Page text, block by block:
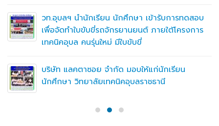
วท.อุบลฯ นำนักเรียน นักศึกษา เข้ารับการทดสอบ
เพื่อจัดทำใบขับขี่รถจักรยานยนต์ ภายใต้โครงการ
เทคนิคอุบล คนรุ่นใหม่ มีใบขับขี่
บริษัท แลคตาซอย จำกัด มอบให้แก่นักเรียน
นักศึกษา วิทยาลัยเทคนิคอุบลราชธานี